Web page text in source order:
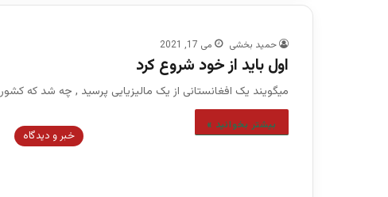
حمید بخشی می 17, 2021
اول باید از خود شروع کرد
میگویند یک افغانستانی از یک مالیزیایی پرسید , چه شد که
بیشتر بخوانید »
خبر و دیدگاه